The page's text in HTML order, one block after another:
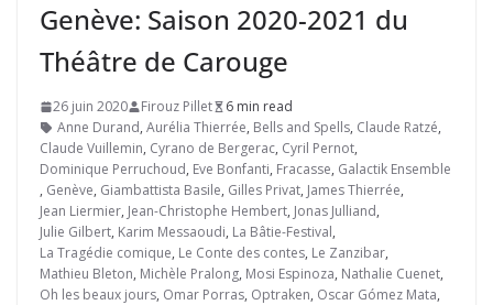
Genève: Saison 2020-2021 du
Théâtre de Carouge
26 juin 2020 Firouz Pillet
6 min read
Anne Durand, Aurélia Thierrée, Bells and Spells, Claude Ratzé,
Claude Vuillemin, Cyrano de Bergerac, Cyril Pernot,
Dominique Perruchoud, Eve Bonfanti, Fracasse, Galactik Ensemble
, Genève, Giambattista Basile, Gilles Privat, James Thierrée,
Jean Liermier, Jean-Christophe Hembert, Jonas Julliand,
Julie Gilbert, Karim Messaoudi, La Bâtie-Festival,
La Tragédie comique, Le Conte des contes, Le Zanzibar,
Mathieu Bleton, Michèle Pralong, Mosi Espinoza, Nathalie Cuenet,
Oh les beaux jours, Omar Porras, Optraken, Oscar Gómez Mata,